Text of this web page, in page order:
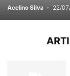
Acelino Silva - 22/